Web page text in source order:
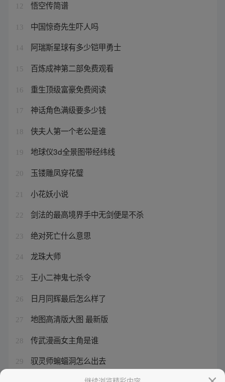
12 悟空传简谱
13 中国惊奇先生吓人吗
14 阿瑞斯星球有多少铠甲勇士
15 百炼成神第二部免费观看
16 重生顶级富豪免费阅读
17 神话角色满级要多少钱
18 侠夫人第一个老公是谁
19 地球仪3d全景图带经纬线
20 玉镂雕凤穿花璧
21 小花妖小说
22 剑法的最高境界手中无剑便是不杀
23 绝对死亡什么意思
24 龙珠大师
25 王小二神鬼七杀令
26 日月同辉最后怎么样了
27 地图高清版大图 最新版
28 传武漫画女主角是谁
29 驭灵师蝙蝠洞怎么出去